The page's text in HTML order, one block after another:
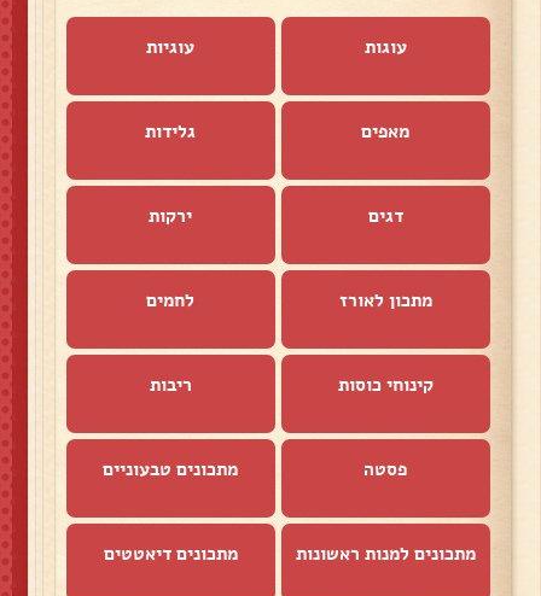
עוגות עוגיות
מאפים גלידות
דגים ירקות
מתכון לאורז לחמים
קינוחי כוסות ריבות
פסטה מתכונים טבעוניים
מתכונים למנות ראשונות מתכונים דיאטטים